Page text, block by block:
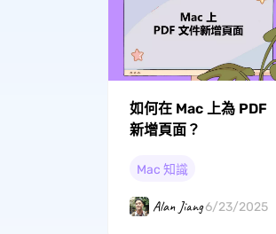
如何在 Mac 上為 PDF
新增頁面？
Mac 知識
Alan Jiang6/23/2025